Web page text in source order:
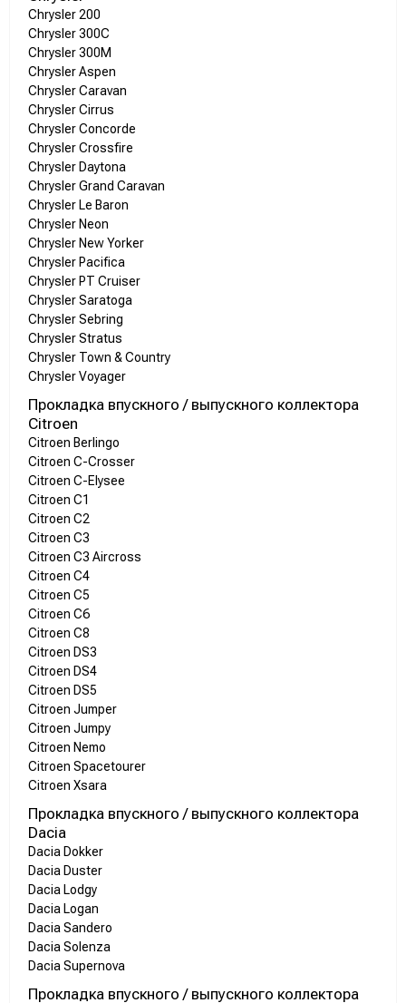
Chrysler 200
Chrysler 300C
Chrysler 300M
Chrysler Aspen
Chrysler Caravan
Chrysler Cirrus
Chrysler Concorde
Chrysler Crossfire
Chrysler Daytona
Chrysler Grand Caravan
Chrysler Le Baron
Chrysler Neon
Chrysler New Yorker
Chrysler Pacifica
Chrysler PT Cruiser
Chrysler Saratoga
Chrysler Sebring
Chrysler Stratus
Chrysler Town & Country
Chrysler Voyager
Прокладка впускного / выпускного коллектора
Citroen
Citroen Berlingo
Citroen C-Crosser
Citroen C-Elysee
Citroen C1
Citroen C2
Citroen C3
Citroen C3 Aircross
Citroen C4
Citroen C5
Citroen C6
Citroen C8
Citroen DS3
Citroen DS4
Citroen DS5
Citroen Jumper
Citroen Jumpy
Citroen Nemo
Citroen Spacetourer
Citroen Xsara
Прокладка впускного / выпускного коллектора
Dacia
Dacia Dokker
Dacia Duster
Dacia Lodgy
Dacia Logan
Dacia Sandero
Dacia Solenza
Dacia Supernova
Прокладка впускного / выпускного коллектора